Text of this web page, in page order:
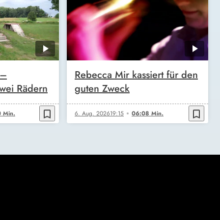
Rädern
Min. bookmark_border
Rebecca Mir kassiert für den
guten Zweck
6. Aug. 202619:15 06:08 Min. bookmark_border